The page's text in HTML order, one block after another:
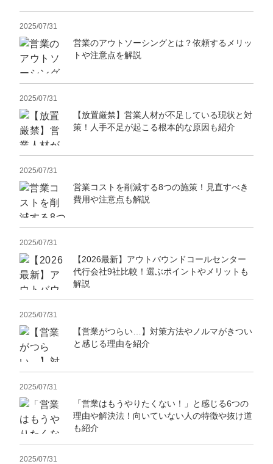
2025/07/31
営業のアウトソーシングとは？依頼するメリッ
トや注意点を解説
2025/07/31
【放置厳禁】営業人材が不足している現状と対
策！人手不足が起こる根本的な原因も紹介
2025/07/31
営業コストを削減する8つの施策！見直すべき
費用や注意点も解説
2025/07/31
【2026最新】アウトバウンドコールセンター
代行会社9社比較！選ぶポイントやメリットも
解説
2025/07/31
【営業がつらい…】対策方法やノルマがきつい
と感じる理由を紹介
2025/07/31
「営業はもうやりたくない！」と感じる6つの
理由や解決法！向いていない人の特徴や抜け道
も紹介
2025/07/31